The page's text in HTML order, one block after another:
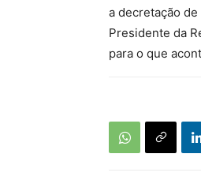
a decretação
Presidente da
para o que